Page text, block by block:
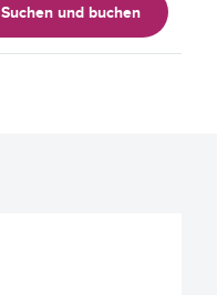
Suchen und buchen